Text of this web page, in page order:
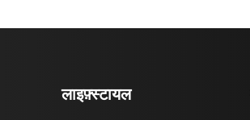
लाइफ़्स्टायल